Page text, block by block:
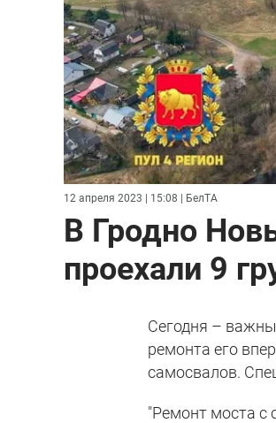
12 апреля 2023 | 15:08 | БелТА
В Гродно
проехали 9
Сегодня –
ремонта его
самосвалов.
"Ремонт моста с